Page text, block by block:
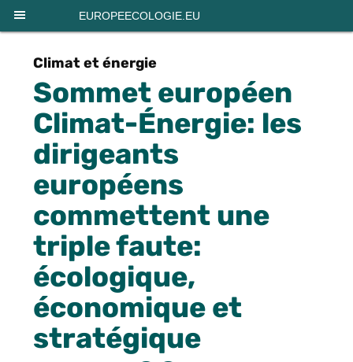
EUROPEECOLOGIE.EU
Climat et énergie
Sommet européen
Climat-Énergie: les
dirigeants
européens
commettent une
triple faute:
écologique,
économique et
stratégique